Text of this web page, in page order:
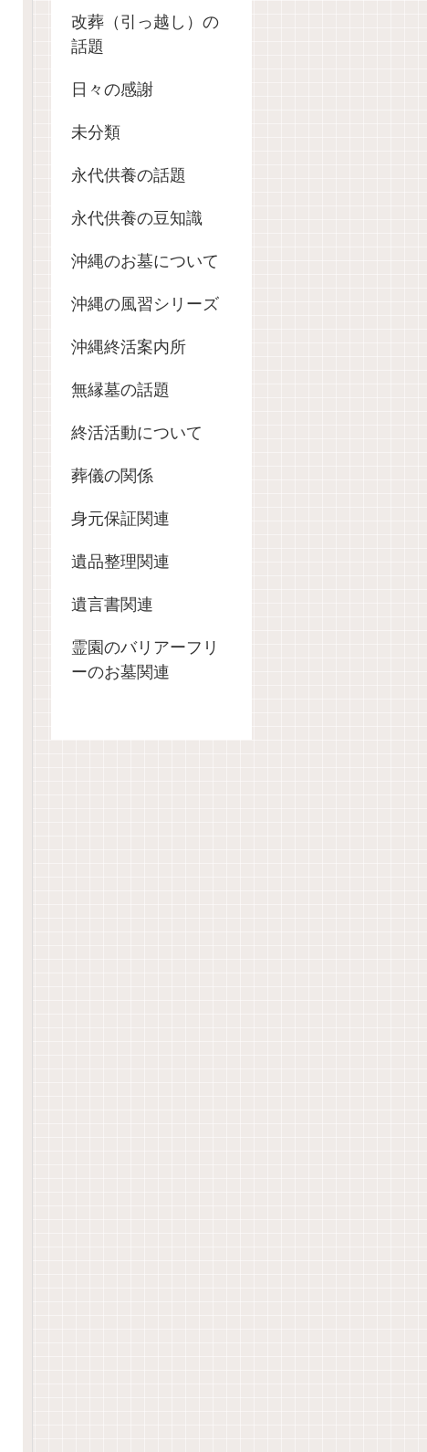
改葬（引っ越し）の
話題
日々の感謝
未分類
永代供養の話題
永代供養の豆知識
沖縄のお墓について
沖縄の風習シリーズ
沖縄終活案内所
無縁墓の話題
終活活動について
葬儀の関係
身元保証関連
遺品整理関連
遺言書関連
霊園のバリアーフリ
ーのお墓関連